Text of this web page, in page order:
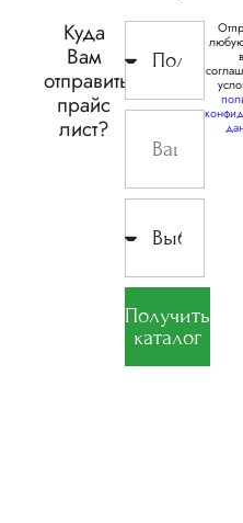
Куда
Вам
отправить
прайс
лист?
Получить
каталог